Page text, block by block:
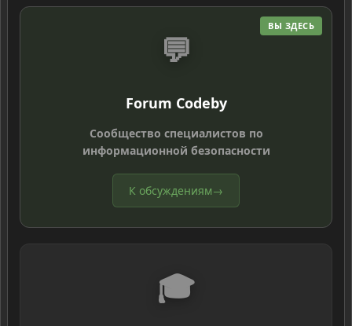
ВЫ ЗДЕСЬ
💬
Forum Codeby
Сообщество специалистов по
информационной безопасности
К обсуждениям→
🎓